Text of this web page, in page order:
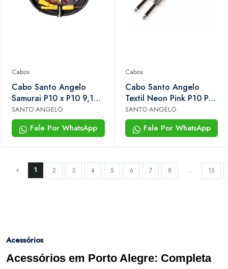
Cabos
Cabo Santo Angelo
Samurai P10 x P10 9,15m
30ft Para Guitarra,
Baixo e Instrumentos
SANTO ANGELO
Fale Por WhatsApp
Cabos
Cabo Santo Angelo
Textil Neon Pink P10 P10
4,57m
SANTO ANGELO
Fale Por WhatsApp
« 1 2 3 4 5 6 7 8 ... 15
Acessórios
Acessórios em Porto Alegre: Completa